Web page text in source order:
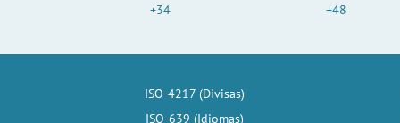
+34
+48
ISO-4217 (Divisas)
ISO-639 (Idiomas)